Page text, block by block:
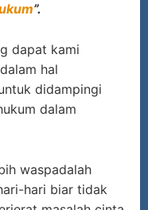
”.
dapat kami
hal
didampingi
dalam
waspadalah
hari biar tidak